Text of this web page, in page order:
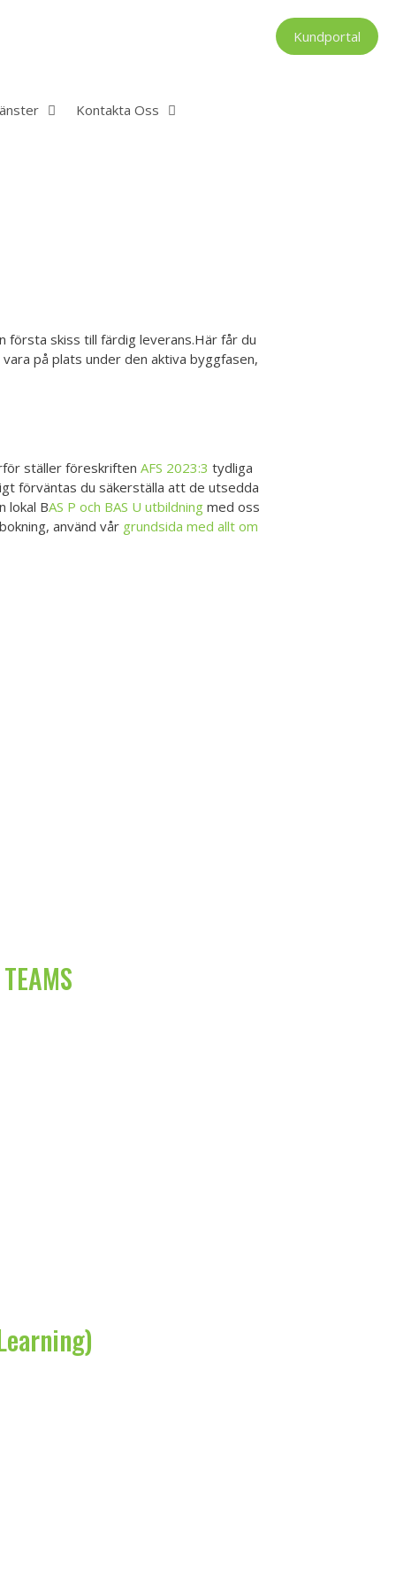
Kundportal
Kontakta Oss
första skiss till färdig leverans.Här får du
på plats under den aktiva byggfasen,
ställer föreskriften AFS 2023:3 tydliga
förväntas du säkerställa att de utsedda
lokal BAS P och BAS U utbildning med oss
använd vår grundsida med allt om